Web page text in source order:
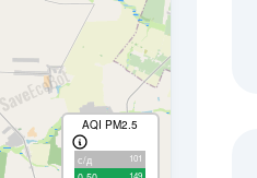
AQI PM2.5
с/д 101
149